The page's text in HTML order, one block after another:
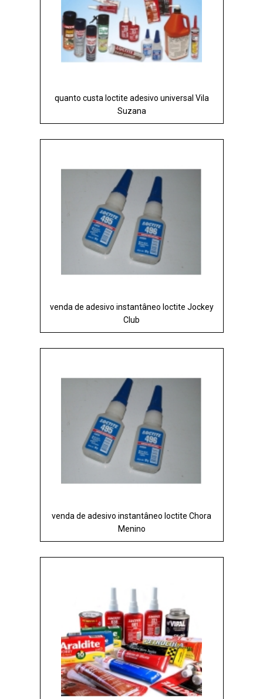
quanto custa loctite adesivo universal Vila
Suzana
venda de adesivo instantâneo loctite Jockey
Club
venda de adesivo instantâneo loctite Chora
Menino